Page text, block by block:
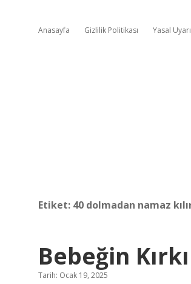
Anasayfa Gizlilik Politikası Yasal Uyarı
Etiket: 40 dolmadan namaz
Bebeğin
Tarih: Ocak 19, 2025